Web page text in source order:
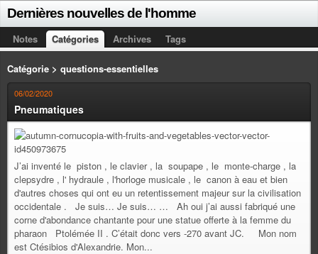
Dernières nouvelles de l'homme
Notes Catégories Archives Tags
Catégorie > questions-essentielles
06/02/2020
Pneumatiques
J’ai inventé le piston , le clavier , la soupape , le monte-charge , la
clepsydre , l' hydraule , l'horloge musicale , le canon à eau et bien
d'autres choses qui ont eu un retentissement majeur sur la civilisation
occidentale . Je suis… Je suis… … Ah oui j’ai aussi fabriqué une
corne d'abondance chantante pour une statue offerte à la femme du
pharaon Ptolémée II . C’était donc vers -270 avant JC. Mon nom
est Ctésibios d'Alexandrie. Mon...